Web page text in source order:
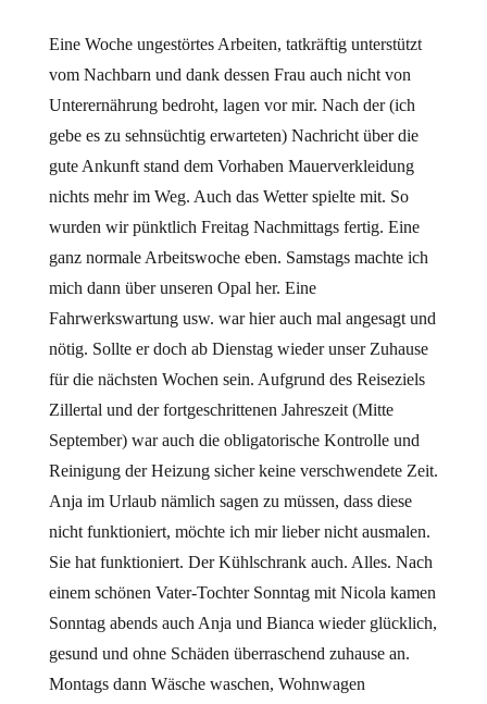
Eine Woche ungestörtes Arbeiten, tatkräftig unterstützt
vom Nachbarn und dank dessen Frau auch nicht von
Unterernährung bedroht, lagen vor mir. Nach der (ich
gebe es zu sehnsüchtig erwarteten) Nachricht über die
gute Ankunft stand dem Vorhaben Mauerverkleidung
nichts mehr im Weg. Auch das Wetter spielte mit. So
wurden wir pünktlich Freitag Nachmittags fertig. Eine
ganz normale Arbeitswoche eben. Samstags machte ich
mich dann über unseren Opal her. Eine
Fahrwerkswartung usw. war hier auch mal angesagt und
nötig. Sollte er doch ab Dienstag wieder unser Zuhause
für die nächsten Wochen sein. Aufgrund des Reiseziels
Zillertal und der fortgeschrittenen Jahreszeit (Mitte
September) war auch die obligatorische Kontrolle und
Reinigung der Heizung sicher keine verschwendete Zeit.
Anja im Urlaub nämlich sagen zu müssen, dass diese
nicht funktioniert, möchte ich mir lieber nicht ausmalen.
Sie hat funktioniert. Der Kühlschrank auch. Alles. Nach
einem schönen Vater-Tochter Sonntag mit Nicola kamen
Sonntag abends auch Anja und Bianca wieder glücklich,
gesund und ohne Schäden überraschend zuhause an.
Montags dann Wäsche waschen, Wohnwagen